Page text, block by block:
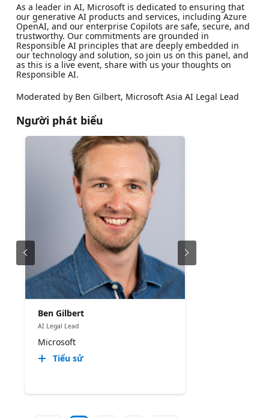
As a leader in AI, Microsoft is dedicated to ensuring that
our generative AI products and services, including Azure
OpenAI, and our enterprise Copilots are safe, secure, and
trustworthy. Our commitments are grounded in
Responsible AI principles that are deeply embedded in
our technology and solution, so join us on this panel, and
as this is a live event, share with us your thoughts on
Responsible AI.
Moderated by Ben Gilbert, Microsoft Asia AI Legal Lead
Người phát biểu
Ben Gilbert
AI Legal Lead
Microsoft
Tiểu sử